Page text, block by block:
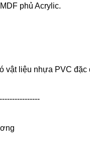
phủ Acrylic.
vật liệu nhựa PVC